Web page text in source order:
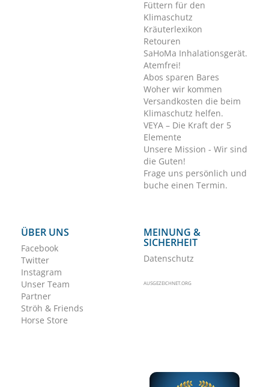
Füttern für den
Klimaschutz
Kräuterlexikon
Retouren
SaHoMa Inhalationsgerät.
Atemfrei!
Abos sparen Bares
Woher wir kommen
Versandkosten die beim
Klimaschutz helfen.
VEYA – Die Kraft der 5
Elemente
Unsere Mission - Wir sind
die Guten!
Frage uns persönlich und
buche einen Termin.
ÜBER UNS
Facebook
Twitter
Instagram
Unser Team
Partner
Ströh & Friends
Horse Store
MEINUNG &
SICHERHEIT
Datenschutz
AUSGEZEICHNET.ORG